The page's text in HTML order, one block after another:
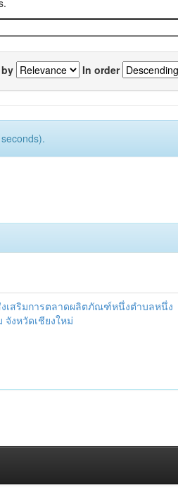
In order
เสริมการตลาดผลิตภัณฑ์หนึ่งตำบลหนึ่ง
งหวัดเชียงใหม่